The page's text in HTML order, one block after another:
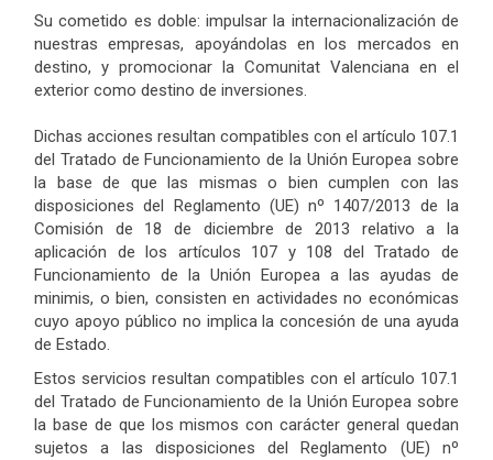
Su cometido es doble: impulsar la internacionalización de
nuestras empresas, apoyándolas en los mercados en
destino, y promocionar la Comunitat Valenciana en el
exterior como destino de inversiones.
Dichas acciones resultan compatibles con el artículo 107.1
del Tratado de Funcionamiento de la Unión Europea sobre
la base de que las mismas o bien cumplen con las
disposiciones del Reglamento (UE) nº 1407/2013 de la
Comisión de 18 de diciembre de 2013 relativo a la
aplicación de los artículos 107 y 108 del Tratado de
Funcionamiento de la Unión Europea a las ayudas de
minimis, o bien, consisten en actividades no económicas
cuyo apoyo público no implica la concesión de una ayuda
de Estado.
Estos servicios resultan compatibles con el artículo 107.1
del Tratado de Funcionamiento de la Unión Europea sobre
la base de que los mismos con carácter general quedan
sujetos a las disposiciones del Reglamento (UE) nº